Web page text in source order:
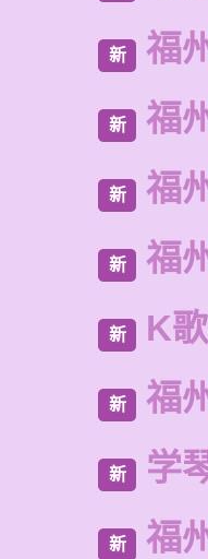
新 福
新 福
新 福
新 福
新 K
新 福
新 学
新 福